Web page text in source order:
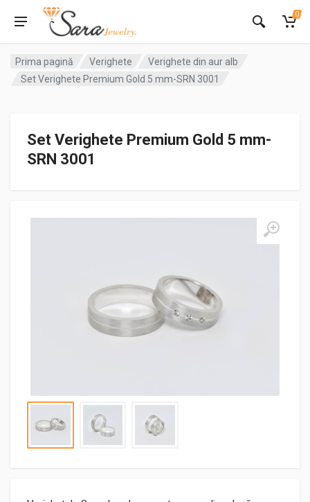
0
Prima pagină Verighete
Verighete din aur alb
Set Verighete Premium Gold 5 mm-SRN 3001
Set Verighete Premium Gold 5 mm-
SRN 3001